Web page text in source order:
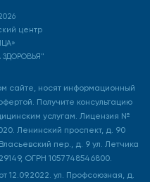
центр
сайте, носят информационный
Получите консультацию
услугам. Лицензия №
Ленинский проспект, д. 90
пер., д. 9 ул. Летчика
ОГРН 1057748546800.
12.09.2022. ул. Профсоюзная, д.